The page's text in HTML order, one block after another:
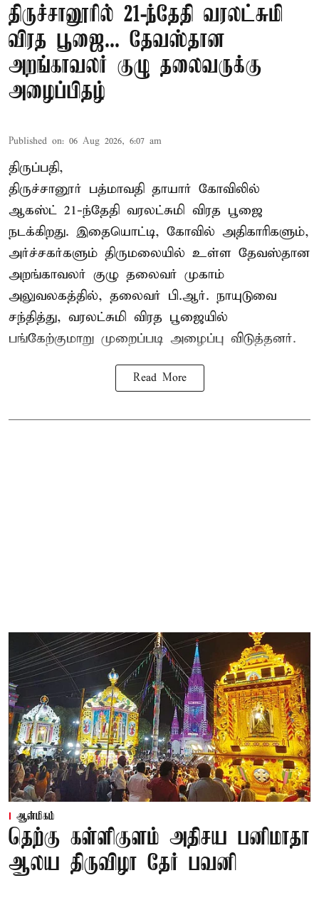
திருச்சானூரில் 21-ந்தேதி வரலட்சுமி
விரத பூஜை... தேவஸ்தான
அறங்காவலர் குழு தலைவருக்கு
அழைப்பிதழ்
Published on: 06 Aug 2026, 6:07 am
திருப்பதி,
திருச்சானூர் பத்மாவதி தாயார் கோவிலில்
ஆகஸ்ட் 21-ந்தேதி வரலட்சுமி விரத பூஜை
நடக்கிறது. இதையொட்டி, கோவில் அதிகாரிகளும்,
அர்ச்சகர்களும் திருமலையில் உள்ள தேவஸ்தான
அறங்காவலர் குழு தலைவர் முகாம்
அலுவலகத்தில், தலைவர் பி.ஆர். நாயுடுவை
சந்தித்து, வரலட்சுமி விரத பூஜையில்
பங்கேற்குமாறு முறைப்படி அழைப்பு விடுத்தனர்.
Read More
ஆன்மிகம்
தெற்கு கள்ளிகுளம் அதிசய பனிமாதா
ஆலய திருவிழா தேர் பவனி